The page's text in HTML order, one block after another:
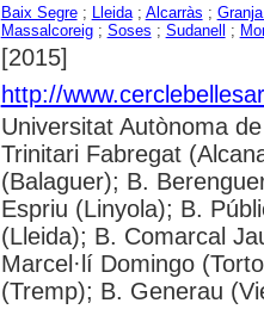
Baix Segre; Lleida; Alcarràs ;
Massalcoreig; Soses ; Sudanell ;
[2015]
http://
Universitat Autònoma
Trinitari Fabregat
(Balaguer); B.
Espriu (Linyola); B.
(Lleida); B. Comarcal
Marcel·lí Domingo
(Tremp); B. Generau